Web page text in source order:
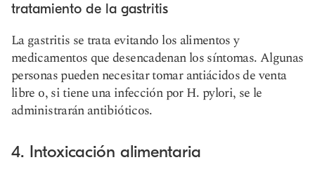
tratamiento de la gastritis
La gastritis se trata evitando los alimentos y
medicamentos que desencadenan los síntomas. Algunas
personas pueden necesitar tomar antiácidos de venta
libre o, si tiene una infección por H. pylori, se le
administrarán antibióticos.
4. Intoxicación alimentaria